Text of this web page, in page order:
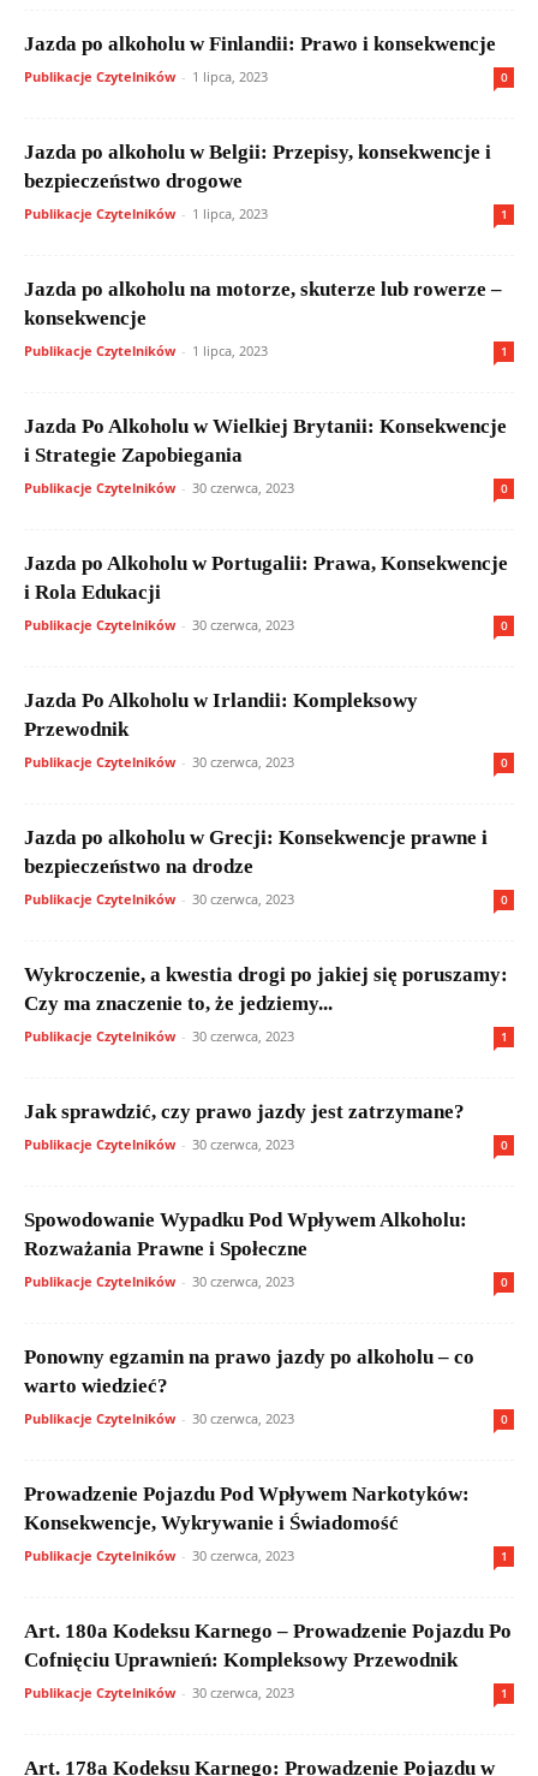
Jazda po alkoholu w Finlandii: Prawo i konsekwencje
Publikacje Czytelników - 1 lipca, 2023 0
Jazda po alkoholu w Belgii: Przepisy, konsekwencje i
bezpieczeństwo drogowe
Publikacje Czytelników - 1 lipca, 2023 1
Jazda po alkoholu na motorze, skuterze lub rowerze –
konsekwencje
Publikacje Czytelników - 1 lipca, 2023 1
Jazda Po Alkoholu w Wielkiej Brytanii: Konsekwencje
i Strategie Zapobiegania
Publikacje Czytelników - 30 czerwca, 2023 0
Jazda po Alkoholu w Portugalii: Prawa, Konsekwencje
i Rola Edukacji
Publikacje Czytelników - 30 czerwca, 2023 0
Jazda Po Alkoholu w Irlandii: Kompleksowy
Przewodnik
Publikacje Czytelników - 30 czerwca, 2023 0
Jazda po alkoholu w Grecji: Konsekwencje prawne i
bezpieczeństwo na drodze
Publikacje Czytelników - 30 czerwca, 2023 0
Wykroczenie, a kwestia drogi po jakiej się poruszamy:
Czy ma znaczenie to, że jedziemy...
Publikacje Czytelników - 30 czerwca, 2023 1
Jak sprawdzić, czy prawo jazdy jest zatrzymane?
Publikacje Czytelników - 30 czerwca, 2023 0
Spowodowanie Wypadku Pod Wpływem Alkoholu:
Rozważania Prawne i Społeczne
Publikacje Czytelników - 30 czerwca, 2023 0
Ponowny egzamin na prawo jazdy po alkoholu – co
warto wiedzieć?
Publikacje Czytelników - 30 czerwca, 2023 0
Prowadzenie Pojazdu Pod Wpływem Narkotyków:
Konsekwencje, Wykrywanie i Świadomość
Publikacje Czytelników - 30 czerwca, 2023 1
Art. 180a Kodeksu Karnego – Prowadzenie Pojazdu Po
Cofnięciu Uprawnień: Kompleksowy Przewodnik
Publikacje Czytelników - 30 czerwca, 2023 1
Art. 178a Kodeksu Karnego: Prowadzenie Pojazdu w